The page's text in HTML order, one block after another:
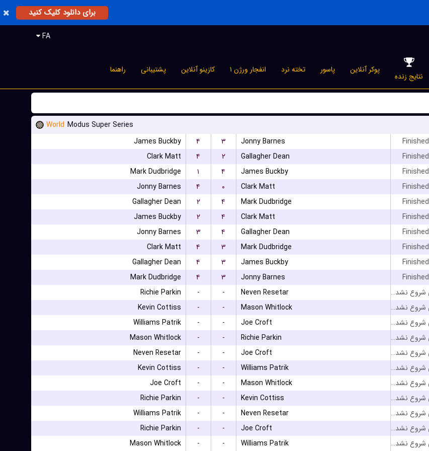
برای دانلود کلیک کنید
FA
نتایج زنده
پوکر آنلاین پاسور تخته نرد انفجار ورژن ۱ کازینو آنلاین پشتیبانی راهنما
World Modus Super Series
James Buckby
۴ ۳ Jonny Barnes Finished
Clark Matt
۴ ۲ Gallagher Dean Finished
Mark Dudbridge
۱ ۴ James Buckby Finished
Jonny Barnes
۴ ۰ Clark Matt Finished
Gallagher Dean
۲ ۴ Mark Dudbridge Finished
James Buckby
۲ ۴ Clark Matt Finished
Jonny Barnes
۳ ۴ Gallagher Dean Finished
Clark Matt
۴ ۳ Mark Dudbridge Finished
Gallagher Dean
۴ ۳ James Buckby Finished
Mark Dudbridge
۴ ۳ Jonny Barnes Finished
Richie Parkin
- - Neven Resetar بازی شروع نشده است
Kevin Cottiss
- - Mason Whitlock بازی شروع نشده است
Williams Patrik
- - Joe Croft بازی شروع نشده است
Mason Whitlock
- - Richie Parkin بازی شروع نشده است
Neven Resetar
- - Joe Croft بازی شروع نشده است
Kevin Cottiss
- - Williams Patrik بازی شروع نشده است
Joe Croft
- - Mason Whitlock بازی شروع نشده است
Richie Parkin
- - Kevin Cottiss بازی شروع نشده است
Williams Patrik
- - Neven Resetar بازی شروع نشده است
Richie Parkin
- - Joe Croft بازی شروع نشده است
Mason Whitlock
- - Williams Patrik بازی شروع نشده است